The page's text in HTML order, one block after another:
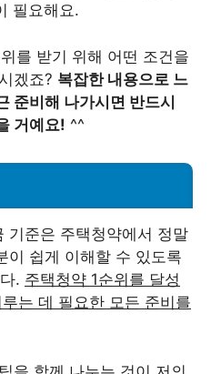
필요해요.
를 받기 위해 어떤 조건을
겠죠? 복잡한 내용으로 느
준비해 나가시면 반드시
거예요! ^^
기준은 주택청약에서 정말
이 쉽게 이해할 수 있도록
. 주택청약 1순위를 달성
는 데 필요한 모든 준비를